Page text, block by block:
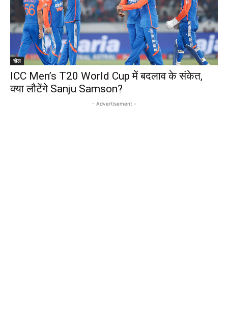
खेल
ICC Men’s T20 World Cup में बदलाव के संकेत,
क्या लौटेंगे Sanju Samson?
- Advertisement -